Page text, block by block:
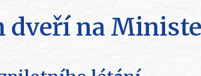
dveří na